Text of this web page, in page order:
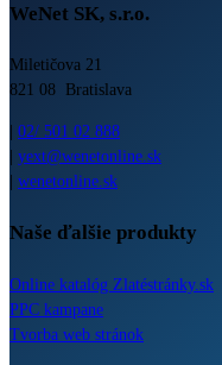
WeNet SK, s.r.o.
Miletičova 21
821 08 Bratislava
02/ 501 02 888
yext@wenetonline.sk
wenetonline.sk
Naše ďalšie produkty
Online katalóg Zlatéstránky.sk
PPC kampane
Tvorba web stránok